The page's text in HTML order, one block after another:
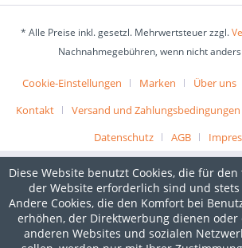
* Alle Preise inkl. gesetzl. Mehrwertsteuer zzgl.
Nachnahmegebühren, wenn nicht
Cookie-Einstellungen Marken Über uns
Kontakt
Versand und Zahlungsbedingungen
Datenschutz
AGB
Diese Website benutzt Cookies, die für
der Website erforderlich sind und stets
Andere Cookies, die den Komfort bei
erhöhen, der Direktwerbung dienen
anderen Websites und sozialen